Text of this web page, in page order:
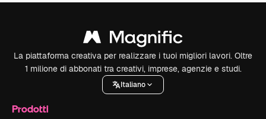
La piattaforma creativa per realizzare i tuoi migliori lavori. Oltre
1 milione di abbonati tra creativi, imprese, agenzie e studi.
Italiano
Prodotti